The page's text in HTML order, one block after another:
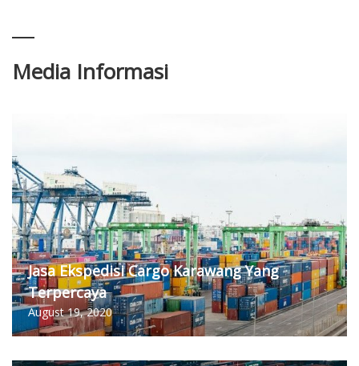
Media Informasi
Jasa Ekspedisi Cargo Karawang Yang
Terpercaya
August 19, 2020